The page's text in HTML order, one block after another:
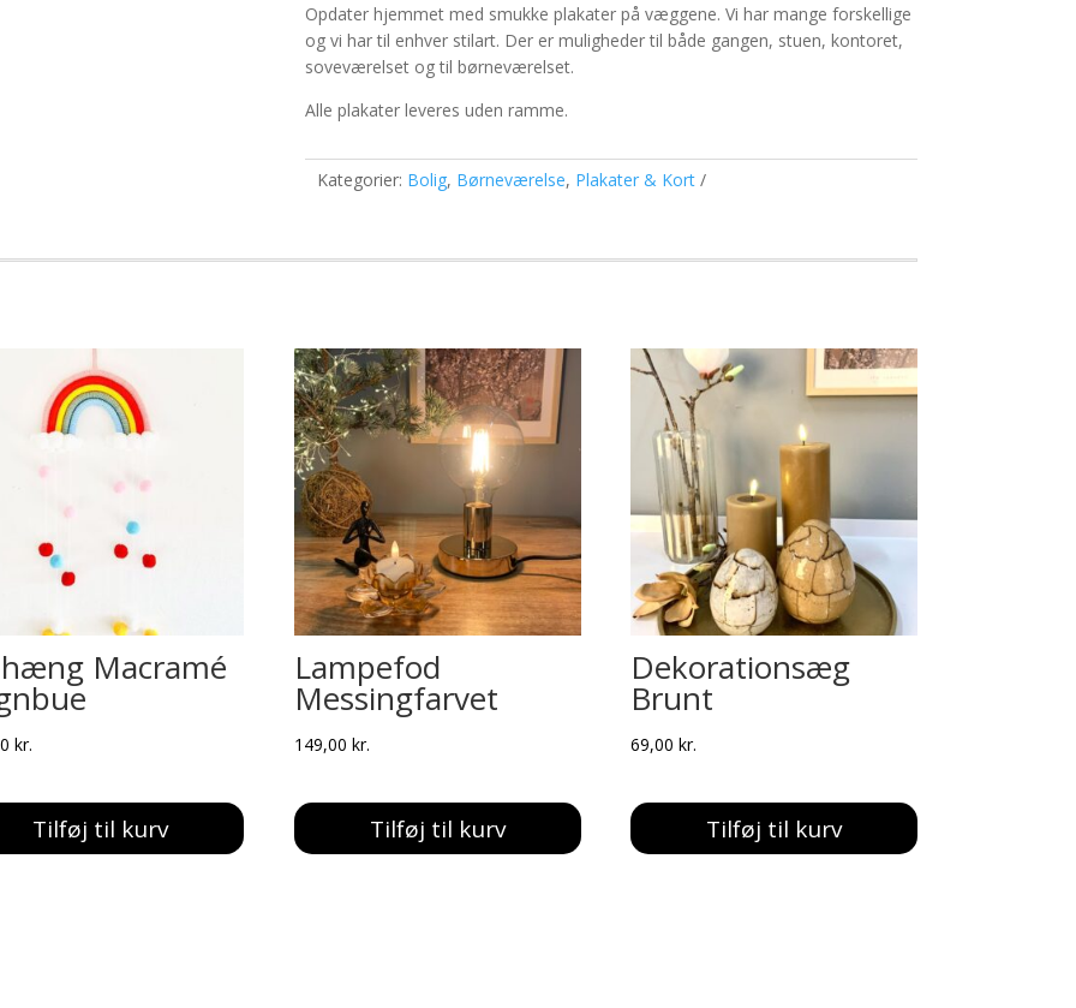
Opdater hjemmet med smukke plakater på væggene. Vi har mange forskellige
og vi har til enhver stilart. Der er muligheder til både gangen, stuen, kontoret,
soveværelset og til børneværelset.
Alle plakater leveres uden ramme.
Kategorier: Bolig, Børneværelse, Plakater & Kort
Macramé
kr.
Tilføj til kurv
Lampefod
Messingfarvet
149,00 kr.
Tilføj til kurv
Dekorationsæg
Brunt
69,00 kr.
Tilføj til kurv